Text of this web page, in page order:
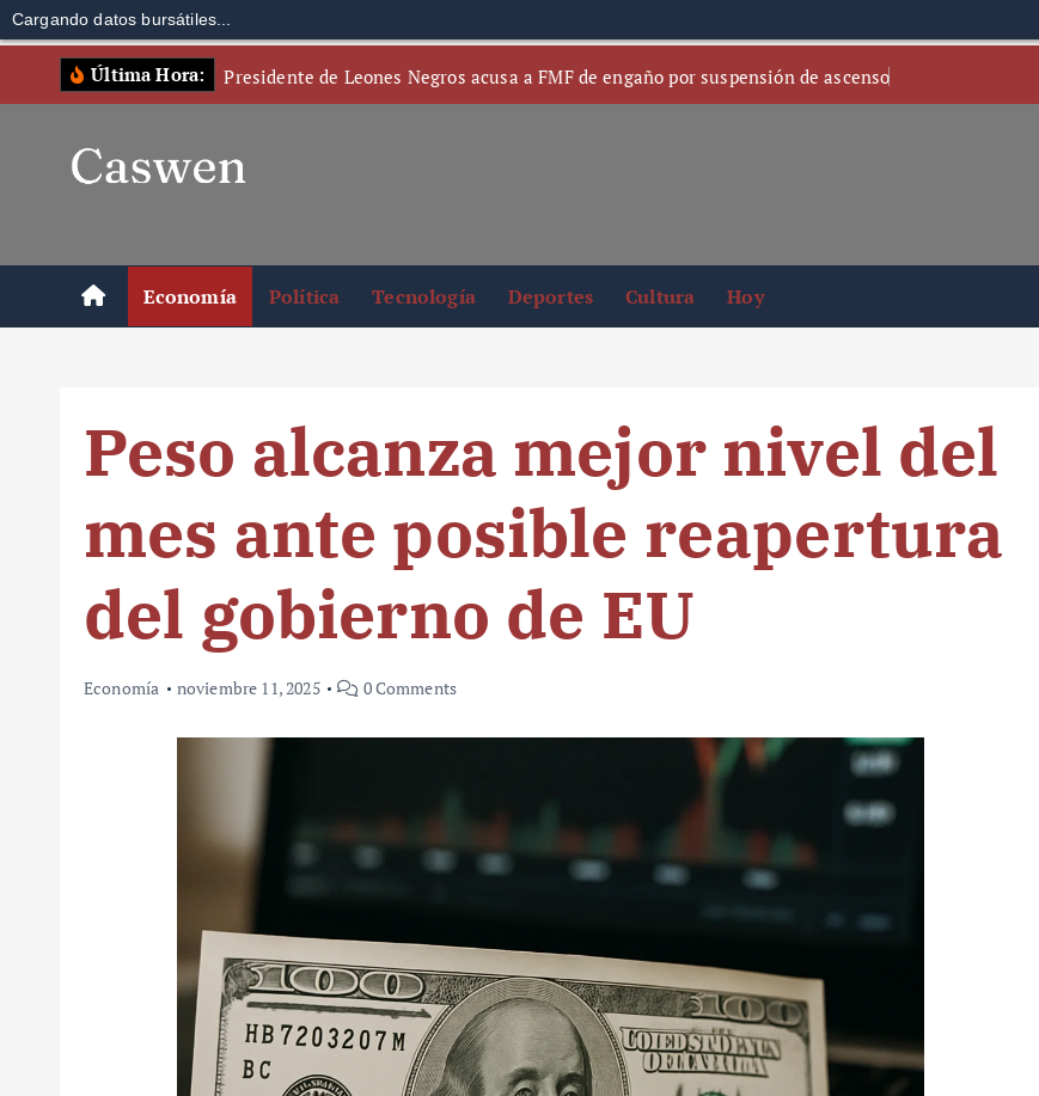
Cargando datos bursátiles...
Última Hora: Presidente de Leones Negros acusa a FMF de engaño por suspensión de ascenso
Economía Política Tecnología Deportes Cultura Hoy
Peso alcanza mejor nivel del
mes ante posible reapertura
del gobierno de EU
Economía noviembre 11, 2025 0 Comments